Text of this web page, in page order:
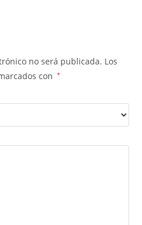
no será publicada. Los
con
*